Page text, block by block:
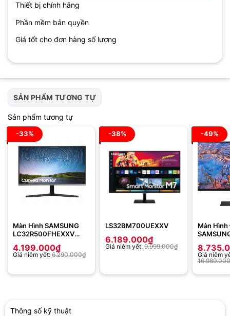
Thiết bị chính hãng
Phần mềm bản quyền
Giá tốt cho đơn hàng số lượng
SẢN PHẨM TƯƠNG TỰ
Sản phẩm tương tự
-33%
Màn Hình SAMSUNG
LC32R500FHEXXV
75Hz – 4ms – Curved
1500R)
4.199.000₫
Giá niêm yết: 6.290.000₫
-38%
LS32BM700UEXXV
6.189.000₫
Giá niêm yết: 9.999.000₫
-49%
Màn Hình
(32.0 inch
60Hz –
Giá niêm
16.989.000
Thông số kỹ thuật